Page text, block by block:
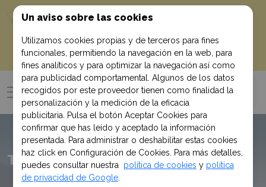
Un aviso sobre las cookies
Utilizamos cookies propias y de terceros para fines
funcionales, permitiendo la navegación en la web, para
fines analíticos y para optimizar la navegación así como
para publicidad comportamental. Algunos de los datos
recogidos por este proveedor tienen como finalidad la
personalización y la medición de la eficacia
publicitaria. Pulsa el botón Aceptar Cookies para
confirmar que has leído y aceptado la información
presentada. Para administrar o deshabilitar estas cookies
haz click en Configuración de Cookies. Para más detalles,
puedes consultar nuestra política de cookies y política
de privacidad de Google.
¡Empieza con un10% de descuento
Quiero mi descuento
Temario de Tramitación procesal